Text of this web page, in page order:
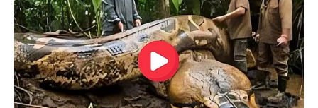
Quermania folgen: Impressum & Kontakt
Smartphone Startseite